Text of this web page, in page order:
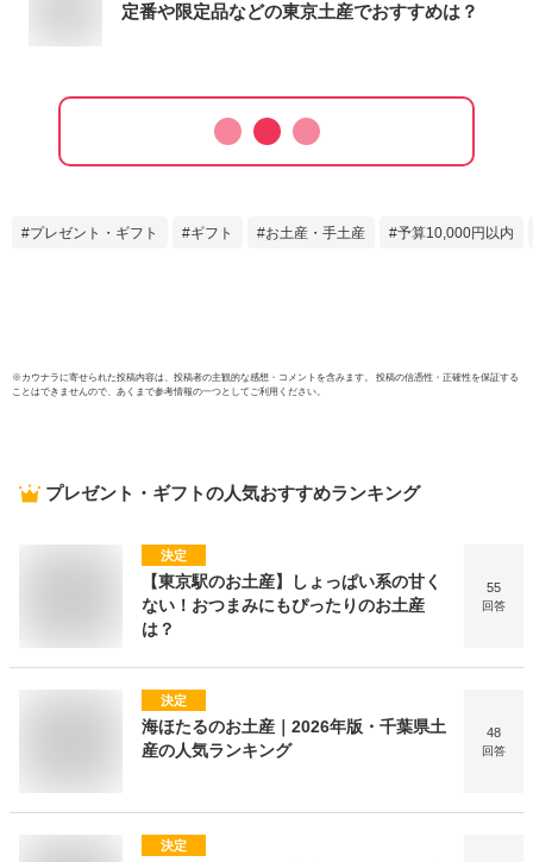
定番や限定品などの東京土産でおすすめは？
プレゼント・ギフト ギフト お土産・手土産 予算10,000円以内
※ カウナラに寄せられた投稿内容は、投稿者の主観的な感想・コメントを含みます。 投稿の信憑性・正確性を保証する
ことはできませんので、あくまで参考情報の一つとしてご利用ください。
プレゼント・ギフトの人気おすすめランキング
決定
【東京駅のお土産】しょっぱい系の甘く
ない！おつまみにもぴったりのお土産
は？
55
回答
決定
海ほたるのお土産｜2026年版・千葉県土
産の人気ランキング
48
回答
決定